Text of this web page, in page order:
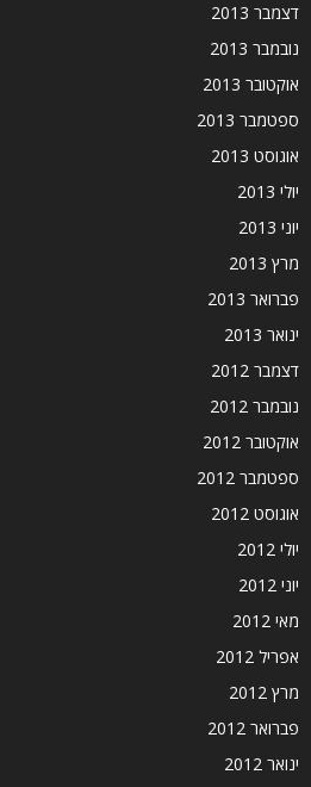
דצמבר 2013
נובמבר 2013
אוקטובר 2013
ספטמבר 2013
אוגוסט 2013
יולי 2013
יוני 2013
מרץ 2013
פברואר 2013
ינואר 2013
דצמבר 2012
נובמבר 2012
אוקטובר 2012
ספטמבר 2012
אוגוסט 2012
יולי 2012
יוני 2012
מאי 2012
אפריל 2012
מרץ 2012
פברואר 2012
ינואר 2012